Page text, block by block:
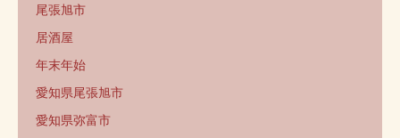
尾張旭市
居酒屋
年末年始
愛知県尾張旭市
愛知県弥富市